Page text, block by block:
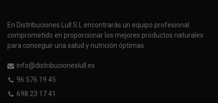
En Distribuciones Lull S.L encontrarás un equipo profesional
comprometido en proporcionar los mejores productos naturales
para conseguir una salud y nutrición óptimas.
info@distribucioneslull.es
96 576 19 45
698 23 17 41